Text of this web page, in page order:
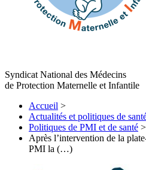
Syndicat National des Médecins
de Protection Maternelle et Infantile
Accueil >
Actualités et politiques de
Politiques de PMI et de santé >
Après l’intervention de la
PMI la (…)